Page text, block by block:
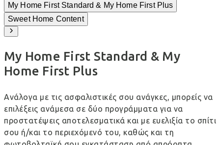
My Home First Standard & My Home First Plus
Sweet Home Content
My Home First Standard & My
Home First Plus
Ανάλογα με τις ασφαλιστικές σου ανάγκες, μπορείς να
επιλέξεις ανάμεσα σε δύο προγράμματα για να
προστατέψεις αποτελεσματικά και με ευελιξία το σπίτι
σου ή/και το περιεχόμενό του, καθώς και τη